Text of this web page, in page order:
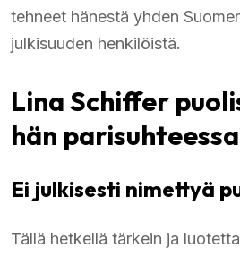
tehneet hänestä yhden
julkisuuden henkilöistä.
Lina Schiffer
hän
Ei julkisesti nimettyä
Tällä hetkellä tärkein ja